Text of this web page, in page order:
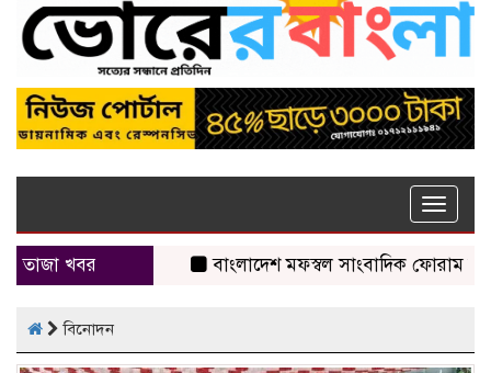
Toggle
তাজা খবর
বাংলাদেশ মফস্বল সাংবাদিক ফোরাম ছাতক
বিনোদন